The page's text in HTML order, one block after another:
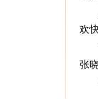
启
欢
“
张
据